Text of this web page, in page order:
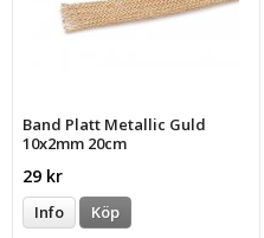
Band Platt Metallic Guld
10x2mm 20cm
29 kr
Info Köp